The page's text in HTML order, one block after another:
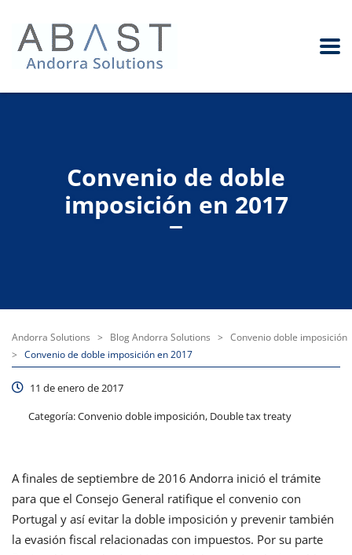
Andorra Solutions > Blog Andorra Solutions > Convenio doble imposición
> Convenio de doble imposición en 2017
Convenio de doble
imposición en 2017
11 de enero de 2017
Categoría:Convenio doble imposición, Double tax treaty
A finales de septiembre de 2016 Andorra inició el trámite
para que el Consejo General ratifique el convenio con
Portugal y así evitar la doble imposición y prevenir también
la evasión fiscal relacionadas con impuestos. Por su parte